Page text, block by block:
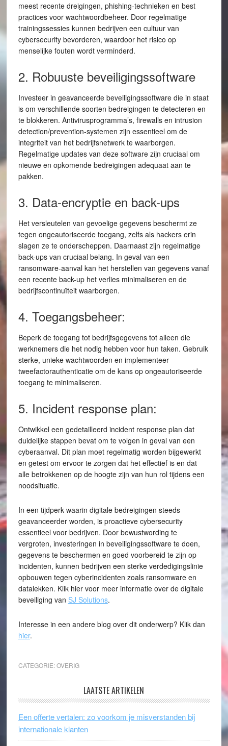
meest recente dreigingen, phishing-technieken en best
practices voor wachtwoordbeheer. Door regelmatige
trainingssessies kunnen bedrijven een cultuur van
cybersecurity bevorderen, waardoor het risico op
menselijke fouten wordt verminderd.
2. Robuuste beveiligingssoftware
Investeer in geavanceerde beveiligingssoftware die in staat
is om verschillende soorten bedreigingen te detecteren en
te blokkeren. Antivirusprogramma’s, firewalls en intrusion
detection/prevention-systemen zijn essentieel om de
integriteit van het bedrijfsnetwerk te waarborgen.
Regelmatige updates van deze software zijn cruciaal om
nieuwe en opkomende bedreigingen adequaat aan te
pakken.
3. Data-encryptie en back-ups
Het versleutelen van gevoelige gegevens beschermt ze
tegen ongeautoriseerde toegang, zelfs als hackers erin
slagen ze te onderscheppen. Daarnaast zijn regelmatige
back-ups van cruciaal belang. In geval van een
ransomware-aanval kan het herstellen van gegevens vanaf
een recente back-up het verlies minimaliseren en de
bedrijfscontinuïteit waarborgen.
4. Toegangsbeheer:
Beperk de toegang tot bedrijfsgegevens tot alleen die
werknemers die het nodig hebben voor hun taken. Gebruik
sterke, unieke wachtwoorden en implementeer
tweefactorauthenticatie om de kans op ongeautoriseerde
toegang te minimaliseren.
5. Incident response plan:
Ontwikkel een gedetailleerd incident response plan dat
duidelijke stappen bevat om te volgen in geval van een
cyberaanval. Dit plan moet regelmatig worden bijgewerkt
en getest om ervoor te zorgen dat het effectief is en dat
alle betrokkenen op de hoogte zijn van hun rol tijdens een
noodsituatie.
In een tijdperk waarin digitale bedreigingen steeds
geavanceerder worden, is proactieve cybersecurity
essentieel voor bedrijven. Door bewustwording te
vergroten, investeringen in beveiligingssoftware te doen,
gegevens te beschermen en goed voorbereid te zijn op
incidenten, kunnen bedrijven een sterke verdedigingslinie
opbouwen tegen cyberincidenten zoals ransomware en
datalekken. Klik hier voor meer informatie over de digitale
beveiliging van SJ Solutions.
Interesse in een andere blog over dit onderwerp? Klik dan
hier.
CATEGORIE:OVERIG
LAATSTE ARTIKELEN
Een offerte vertalen: zo voorkom je misverstanden bij
internationale klanten